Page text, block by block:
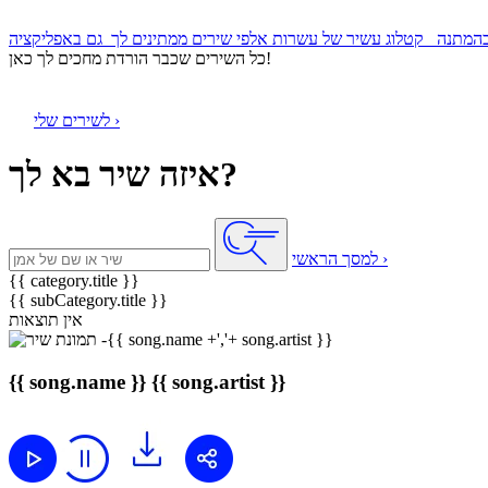
כל השירים שכבר הורדת מחכים לך כאן!
לשירים שלי ›
איזה שיר בא לך?
למסך הראשי ›
{{ category.title }}
{{ subCategory.title }}
אין תוצאות
{{ song.name }} {{ song.artist }}